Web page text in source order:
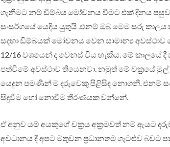
ගැනීමට නම් ඩිම්බය මෝචනය වීමට එක් දිනය
සංසර්ගයේ යෙදිය යුතුයි .එනම් ඔබ මෙම සරු
සදහා ඩිම්බයක් මෝචනය වෙන සාමාන්‍ය
12/16 වශයෙන් ද වෙනස් විය හැකිය. මේ කාලයේ
පත්වීමේ අවස්ථාව තියෙනවා. නමුත් මේ චක්‍රයේ
යෙදුන පමණින් ම දරුවෙකු පිළිසිඳ නොගනී. එනම්
සිදුවීම හෝ නොවීම තීරණයක වන්නේ.
ඒ අනුව යම් අයකුගේ චක්‍රය අක්‍රමවත් නම් ඇයට
අවධානය දී අපට මතුවන ප්‍රධානතම ගැටළුව